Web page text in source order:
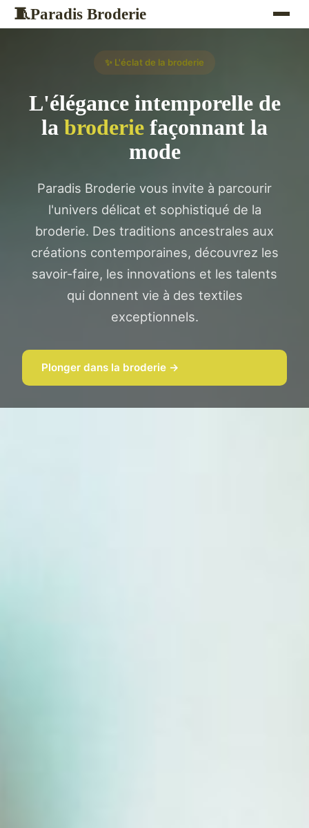
🧵Paradis Broderie
✨ L'éclat de la broderie
L'élégance intemporelle de
la broderie façonnant la
mode
Paradis Broderie vous invite à parcourir
l'univers délicat et sophistiqué de la
broderie. Des traditions ancestrales aux
créations contemporaines, découvrez les
savoir-faire, les innovations et les talents
qui donnent vie à des textiles
exceptionnels.
Plonger dans la broderie →